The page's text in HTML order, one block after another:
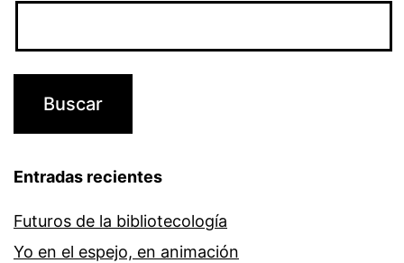
Entradas recientes
Futuros de la bibliotecología
Yo en el espejo, en animación